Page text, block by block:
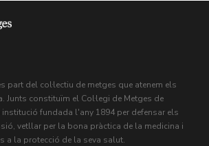
part del col·lectiu de metges que atenem els
Junts constituïm el Col·legi de Metges de
institució fundada l'any 1894 per defensar els
vetllar per la bona pràctica de la medicina i
a la protecció de la seva salut.